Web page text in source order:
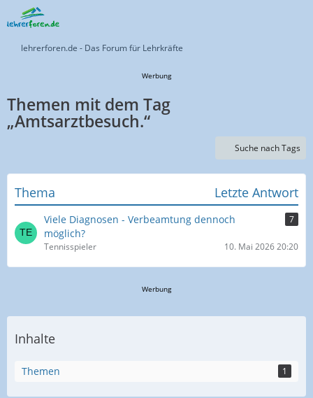
lehrerforen.de - Das Forum für Lehrkräfte
Werbung
Themen mit dem Tag
„Amtsarztbesuch.“
Suche nach Tags
Thema Letzte Antwort
Viele Diagnosen - Verbeamtung dennoch
möglich?
7
Tennisspieler 10. Mai 2026 20:20
Werbung
Inhalte
Themen 1